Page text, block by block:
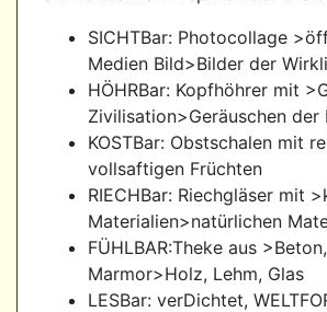
SICHTBar: Photocollage
Medien Bild>Bilder der
HÖHRBar: Kopfhöhrer mit
Zivilisation>Geräuschen der
KOSTBar: Obstschalen mit
vollsaftigen Früchten
RIECHBar: Riechgläser mit
Materialien>natürlichen
FÜHLBAR:Theke aus
Marmor>Holz, Lehm, Glas
LESBar: verDichtet,